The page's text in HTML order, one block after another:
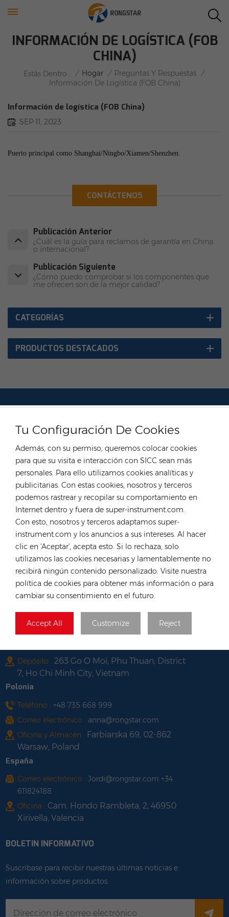
Tu Configuración De Cookies
Además, con su permiso, queremos colocar cookies
para que su visita e interacción con SICC sean más
personales. Para ello utilizamos cookies analíticas y
publicitarias. Con estas cookies, nosotros y terceros
podemos rastrear y recopilar su comportamiento en
Internet dentro y fuera de super-instrument.com.
Con esto, nosotros y terceros adaptamos super-
instrument.com y los anuncios a sus intereses. Al hacer
clic en 'Aceptar', acepta esto. Si lo rechaza, solo
utilizamos las cookies necesarias y lamentablemente no
recibirá ningún contenido personalizado. Visite nuestra
política de cookies para obtener más información o para
cambiar su consentimiento en el futuro.
Accept All Customize Reject
INFORMACIÓN DE LOGÍSTICA (FOB
CHINA)
Estás Dentro : / Hogar / Preguntas Y Respuestas /
Información De Logística (FOB China)
Información de logística (FOB China)
SEP 11, 2023
Puerto principal como Shanghai/Ningbo/Xiamen/Shenzhen.
CONTÁCTENOS
Publicación Anterior
¿Cuál es la guía para reclamos de garantía en China
o internacional?
Publicación Siguiente
¿Cómo puedo comprobar si los componentes que
me ofrecen son de la mejor calidad?
CATEGORÍAS
PRODUCTOS DESTACADOS
+49 176 55258880
Correo electrónico : anna@rongstar.com
Oficina y Almacén :Industriestraße 40, 52457
Aldenhoven, Deutschland
Hong Kong
Teléfono : +852 54222219
Correo electrónico :hk@rongstar.com
Oficina y Almacén :39 Kung-Um Road, Yuen
Long, Hong Kong
Vietnam
Correo electrónico :
vn@rongstar.com
Oficina :102 Phung Van Cung Street,Ward 7,
Depósito : 263 Go O Moi, Phu Thuan, District
7, Ho Chi Minh City, Vietnam
Polonia
Teléfono : +48 735 668 999
Correo electrónico : anna@rongstar.com
Oficina y Almacén : Farbiarska 69, 02-862
Warsaw, Poland
España
Correo electrónico : Jordi@rongstar.com +34
611824188
Oficina : Cam. Hondo Rambleta, 2, 46950
Xirivella, Valencia
BOLETIN INFORMATIVO
Suscríbase para recibir nuestras últimas noticias e
información sobre productos.